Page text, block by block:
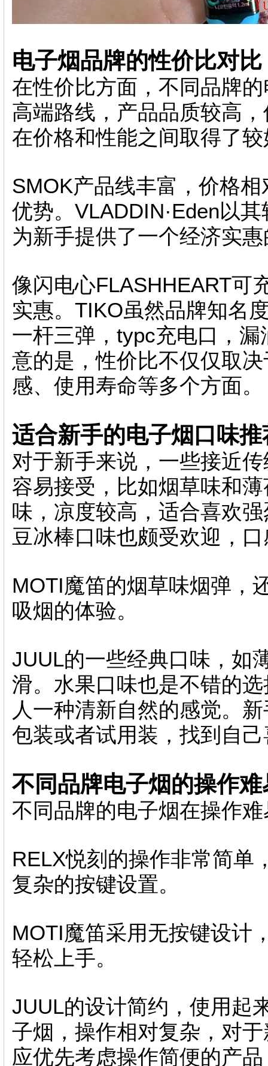
电子烟品牌的性价比对比
在性价比方面，不同品牌
高端路线，产品品质较高
在价格和性能之间取得了
SMOK产品线丰富，价格
优势。VLADDIN·Eden以
为新手提供了一个经济实
像闪电心FLASHHEART可
实惠。TIKO虽然品牌知名
一杆三弹，typc充电口，
意的是，性价比不仅仅取
感、使用寿命等多个方面。
适合新手的电子烟口味推
对于新手来说，一些接近
容易接受，比如烟草味和
味，凉度较高，适合喜欢
豆冰棒口味也颇受欢迎，
MOTI魔笛的烟草味烟弹，
吸烟的体验。
JUUL的一些经典口味，如
滑。水果口味也是不错的
人一种清新自然的感觉。
包装或者试用装，找到自
不同品牌电子烟的操作
不同品牌的电子烟在操作
RELX悦刻的操作非常简单
复杂的按键设置。
MOTI魔笛采用无按键设计
轻松上手。
JUUL的设计简约，使用起
子烟，操作相对复杂，对
应优先考虑操作简便的产